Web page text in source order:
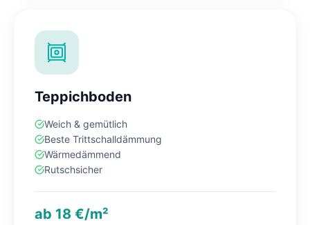
Teppichboden
Weich & gemütlich
Beste Trittschalldämmung
Wärmedämmend
Rutschsicher
ab 18 €/m²